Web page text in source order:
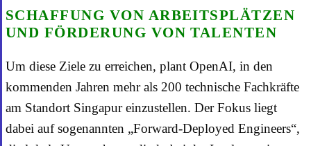
SCHAFFUNG VON ARBEITSPLÄTZEN
UND FÖRDERUNG VON TALENTEN
Um diese Ziele zu erreichen, plant OpenAI, in den
kommenden Jahren mehr als 200 technische Fachkräfte
am Standort Singapur einzustellen. Der Fokus liegt
dabei auf sogenannten „Forward-Deployed Engineers“,